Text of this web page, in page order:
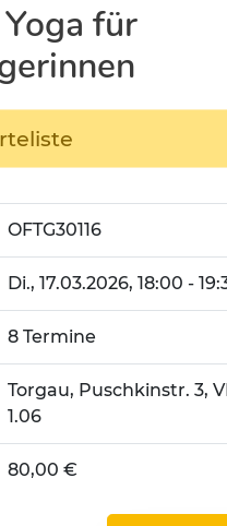
für
OFTG30116
Di., 17.03.2026, 18:00 -
8 Termine
Torgau, Puschkinstr. 3,
1.06
80,00 €